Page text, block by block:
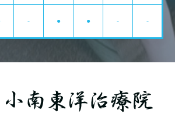
- ● ● - -